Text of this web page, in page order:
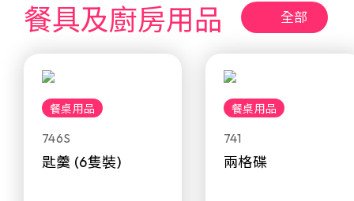
餐具及廚房用品 全部
餐桌用品
746S
匙羹 (6隻裝)
餐桌用品
741
兩格碟